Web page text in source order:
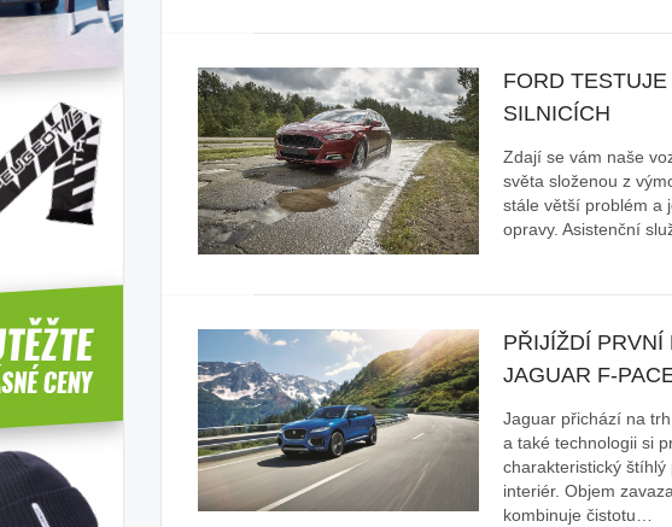
FORD
SILNICÍCH
Zdají se vám naše
světa složenou z
stále větší problém a
opravy. Asistenční
PŘIJÍŽDÍ PRVNÍ
JAGUAR F-
Jaguar přichází na
a také technologii si
charakteristický
interiér. Objem
kombinuje čistotu…